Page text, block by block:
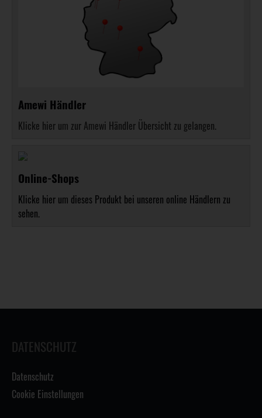
Amewi Händler
Klicke hier um zur Amewi Händler Übersicht zu gelangen.
Online-Shops
Klicke hier um dieses Produkt bei unseren online Händlern zu
sehen.
DATENSCHUTZ
Datenschutz
Cookie Einstellungen